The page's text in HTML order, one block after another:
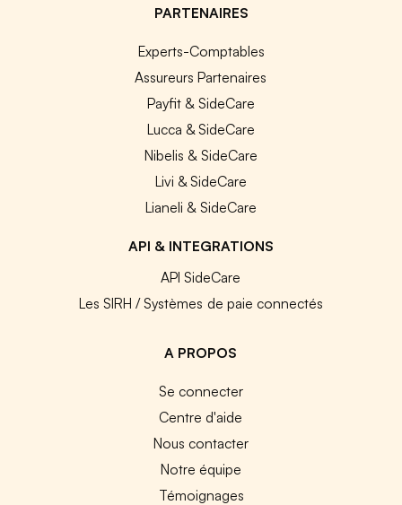
PARTENAIRES
Experts-Comptables
Assureurs Partenaires
Payfit & SideCare
Lucca & SideCare
Nibelis & SideCare
Livi & SideCare
Lianeli & SideCare
API & INTEGRATIONS
API SideCare
Les SIRH / Systèmes de paie connectés
A PROPOS
Se connecter
Centre d'aide
Nous contacter
Notre équipe
Témoignages